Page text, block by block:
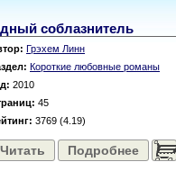
соблазнитель
Грэхем Линн
Короткие любовные романы
2010
45
3769 (4.19)
Читать Подробнее ......